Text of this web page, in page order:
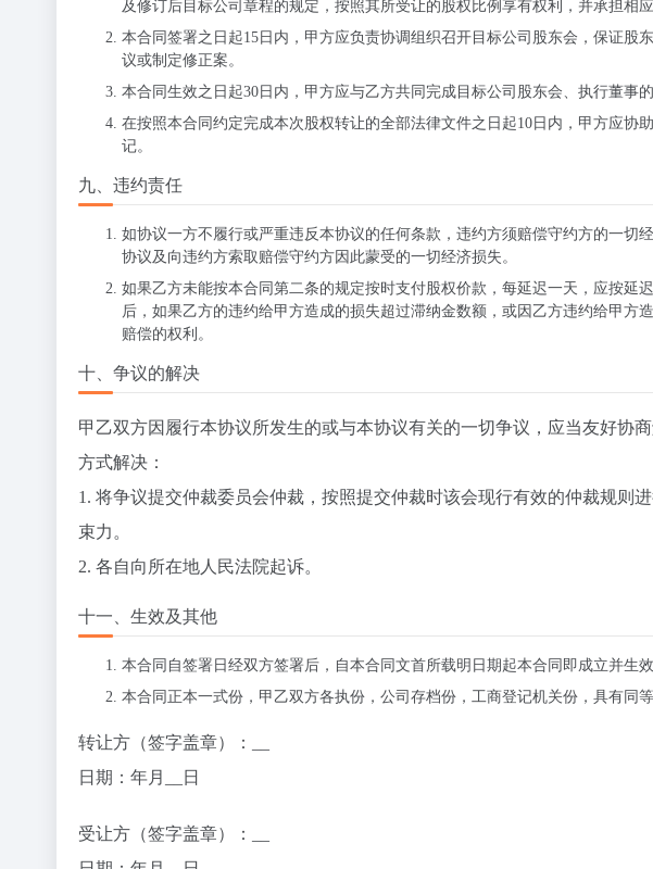
及修订后目标公司章程的规定，按照其所受让的股权比例享有权利，并承担相应
本合同签署之日起15日内，甲方应负责协调组织召开目标公司股东会，保证股
议或制定修正案。
本合同生效之日起30日内，甲方应与乙方共同完成目标公司股东会、执行董事
在按照本合同约定完成本次股权转让的全部法律文件之日起10日内，甲方应协
记。
九、违约责任
如协议一方不履行或严重违反本协议的任何条款，违约方须赔偿守约方的一切
协议及向违约方索取赔偿守约方因此蒙受的一切经济损失。
如果乙方未能按本合同第二条的规定按时支付股权价款，每延迟一天，应按延
后，如果乙方的违约给甲方造成的损失超过滞纳金数额，或因乙方违约给甲方
赔偿的权利。
十、争议的解决
甲乙双方因履行本协议所发生的或与本协议有关的一切争议，应当友好协
方式解决：
1. 将争议提交仲裁委员会仲裁，按照提交仲裁时该会现行有效的仲裁规则
束力。
2. 各自向所在地人民法院起诉。
十一、生效及其他
本合同自签署日经双方签署后，自本合同文首所载明日期起本合同即成立并生效
本合同正本一式份，甲乙双方各执份，公司存档份，工商登记机关份，具有同
转让方（签字盖章）
：__
日期 ： 年月 __日
受让方（签字盖章）
：__